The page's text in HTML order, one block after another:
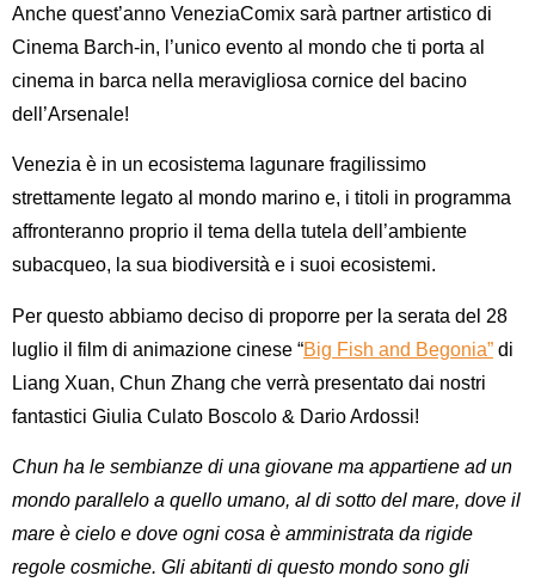
Anche quest’anno VeneziaComix sarà partner artistico di
Cinema Barch-in, l’unico evento al mondo che ti porta al
cinema in barca nella meravigliosa cornice del bacino
dell’Arsenale!
Venezia è in un ecosistema lagunare fragilissimo
strettamente legato al mondo marino e, i titoli in programma
affronteranno proprio il tema della tutela dell’ambiente
subacqueo, la sua biodiversità e i suoi ecosistemi.
Per questo abbiamo deciso di proporre per la serata del 28
luglio il film di animazione cinese “Big Fish and Begonia” di
Liang Xuan, Chun Zhang che verrà presentato dai nostri
fantastici Giulia Culato Boscolo & Dario Ardossi!
Chun ha le sembianze di una giovane ma appartiene ad un
mondo parallelo a quello umano, al di sotto del mare, dove il
mare è cielo e dove ogni cosa è amministrata da rigide
regole cosmiche. Gli abitanti di questo mondo sono gli